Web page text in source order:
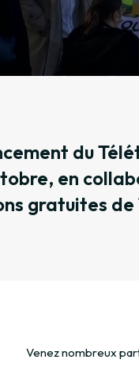
du
en
gratuites de
Venez nombreux